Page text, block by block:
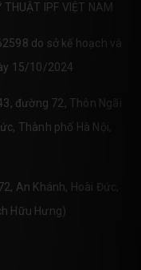
THUẬT IPF VIỆT NAM
do sở kế hoạch và
15/10/2024
đường 72, Thôn Ngãi
Thành phố Hà Nội,
An Khánh, Hoài Đức,
Hữu Hưng)